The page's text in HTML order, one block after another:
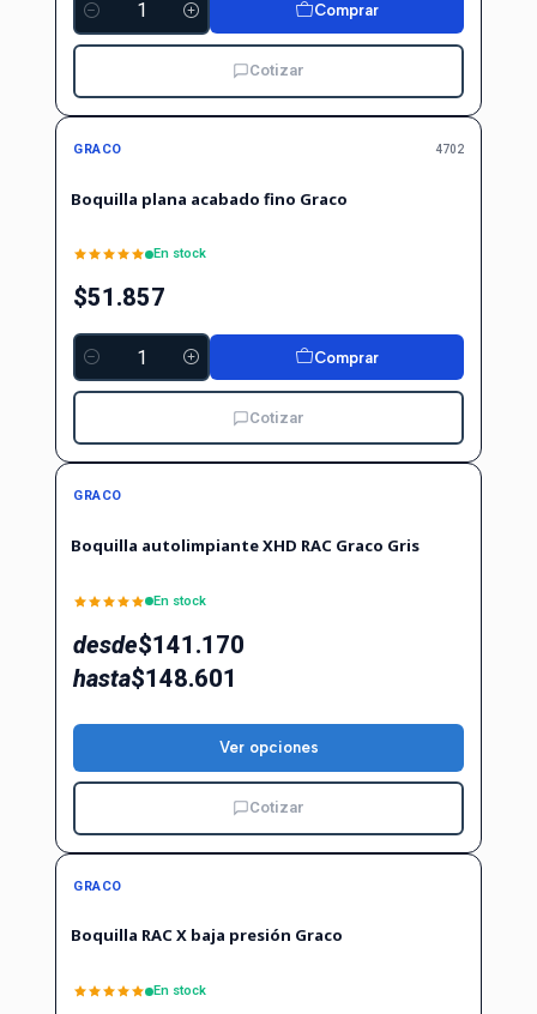
Cantidad
Comprar
Cotizar
GRACO 4702
Boquilla plana acabado fino Graco
En stock
$51.857
Cantidad
Comprar
Cotizar
GRACO
Boquilla autolimpiante XHD RAC Graco Gris
En stock
desde$141.170
hasta$148.601
Ver opciones
Cotizar
GRACO
Boquilla RAC X baja presión Graco
En stock